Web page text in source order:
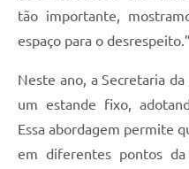
tão importante,
espaço para o desrespeito.”
Neste ano, a Secretaria
um estande fixo,
Essa abordagem permite
em diferentes pontos da